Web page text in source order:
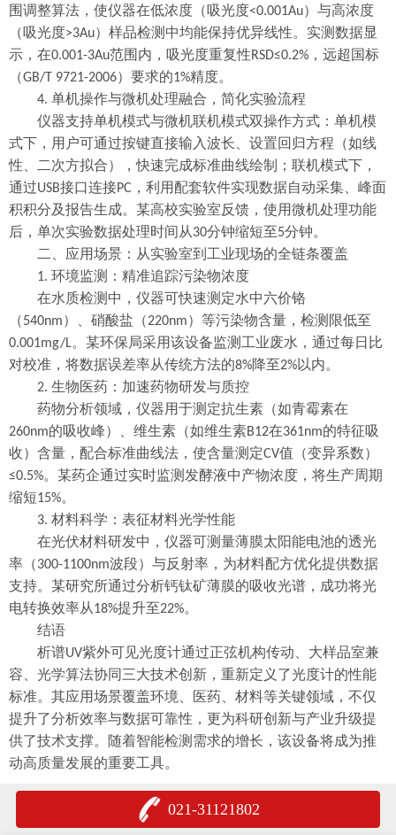
围调整算法，使仪器在低浓度（吸光度<0.001Au）与高浓度
（吸光度>3Au）样品检测中均能保持优异线性。实测数据显
示，在0.001-3Au范围内，吸光度重复性RSD≤0.2% ，远超国标
（GB/T 9721-2006）要求的1%精度。
4. 单机操作与微机处理融合，简化实验流程
仪器支持单机模式与微机联机模式双操作方式：单机模
式下，用户可通过按键直接输入波长、设置回归方程（如线
性、二次方拟合），快速完成标准曲线绘制；联机模式下，
通过USB接口连接PC ，利用配套软件实现数据自动采集、峰面
积积分及报告生成。某高校实验室反馈，使用微机处理功能
后，单次实验数据处理时间从30分钟缩短至5分钟。
二、应用场景：从实验室到工业现场的全链条覆盖
1. 环境监测：精准追踪污染物浓度
在水质检测中，仪器可快速测定水中六价铬
（540nm）、硝酸盐（220nm）等污染物含量，检测限低至
0.001mg/L。某环保局采用该设备监测工业废水，通过每日比
对校准，将数据误差率从传统方法的8%降至2%以内。
2. 生物医药：加速药物研发与质控
药物分析领域，仪器用于测定抗生素（如青霉素在
260nm的吸收峰）、维生素（如维生素B12在361nm的特征吸
收）含量，配合标准曲线法，使含量测定CV值（变异系数）
≤0.5%。某药企通过实时监测发酵液中产物浓度，将生产周期
缩短15%。
3. 材料科学：表征材料光学性能
在光伏材料研发中，仪器可测量薄膜太阳能电池的透光
率（300-1100nm波段）与反射率，为材料配方优化提供数据
支持。某研究所通过分析钙钛矿薄膜的吸收光谱，成功将光
电转换效率从18%提升至22%。
结语
析谱UV紫外可见光度计通过正弦机构传动、大样品室兼
容、光学算法协同三大技术创新，重新定义了光度计的性能
标准。其应用场景覆盖环境、医药、材料等关键领域，不仅
提升了分析效率与数据可靠性，更为科研创新与产业升级提
供了技术支撑。随着智能检测需求的增长，该设备将成为推
动高质量发展的重要工具。
021-31121802